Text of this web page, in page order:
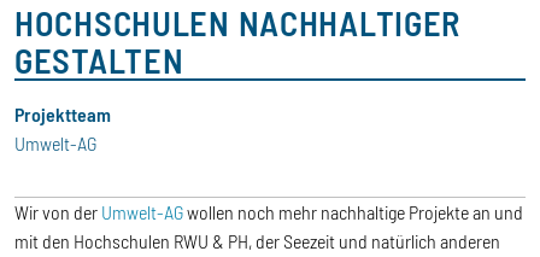
HOCHSCHULEN NACHHALTIGER
GESTALTEN
Projektteam
Umwelt-AG
Wir von der Umwelt-AGwollen noch mehr nachhaltige Projekte an und
mit den Hochschulen RWU & PH, der Seezeit und natürlich anderen